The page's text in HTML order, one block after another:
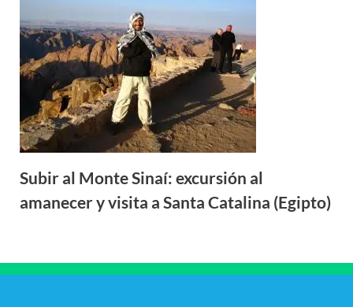
Subir al Monte Sinaí: excursión al
amanecer y visita a Santa Catalina (Egipto)